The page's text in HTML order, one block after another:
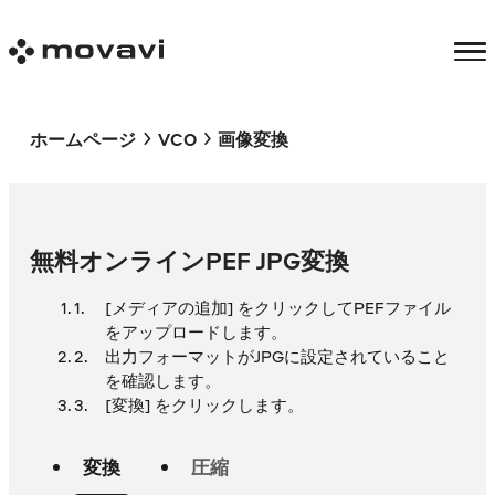
ホームページ VCO 画像変換
無料オンラインPEF JPG変換
[メディアの追加] をクリックしてPEFファイル
をアップロードします。
出力フォーマットがJPGに設定されていること
を確認します。
[変換] をクリックします。
変換 圧縮